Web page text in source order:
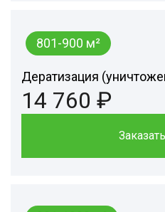
801-900 м²
Дератизация
14 760 ₽
Заказать